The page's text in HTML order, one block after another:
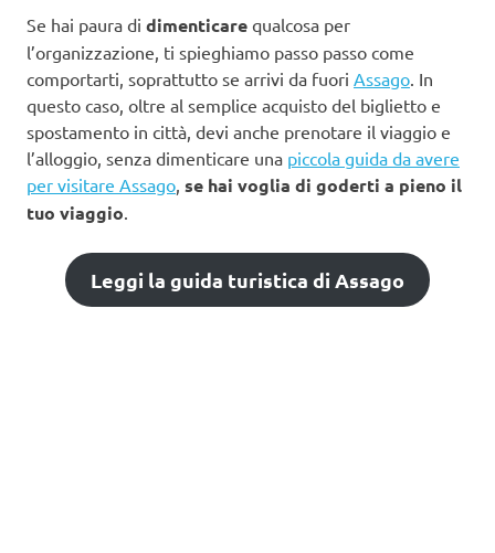
Se hai paura di dimenticare qualcosa per
l’organizzazione, ti spieghiamo passo passo come
comportarti, soprattutto se arrivi da fuori Assago . In
questo caso, oltre al semplice acquisto del biglietto e
spostamento in città, devi anche prenotare il viaggio e
l’alloggio, senza dimenticare una piccola guida da avere
per visitare Assago se hai voglia di goderti a pieno il
tuo viaggio
Leggi la guida turistica di Assago